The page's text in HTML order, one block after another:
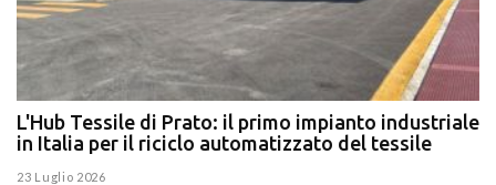
L'Hub Tessile di Prato: il primo impianto industriale
in Italia per il riciclo automatizzato del tessile
23 Luglio 2026